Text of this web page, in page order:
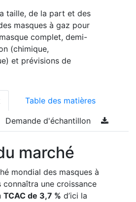
taille, de la part et des
masques à gaz pour
complet, demi-
(chimique,
et prévisions de
Table des matières
Demande d'échantillon
marché
mondial des masques à
une croissance
TCAC de 3,7 % d’ici la